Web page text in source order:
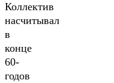
Коллектив
насчитывал
в
конце
60-
годов